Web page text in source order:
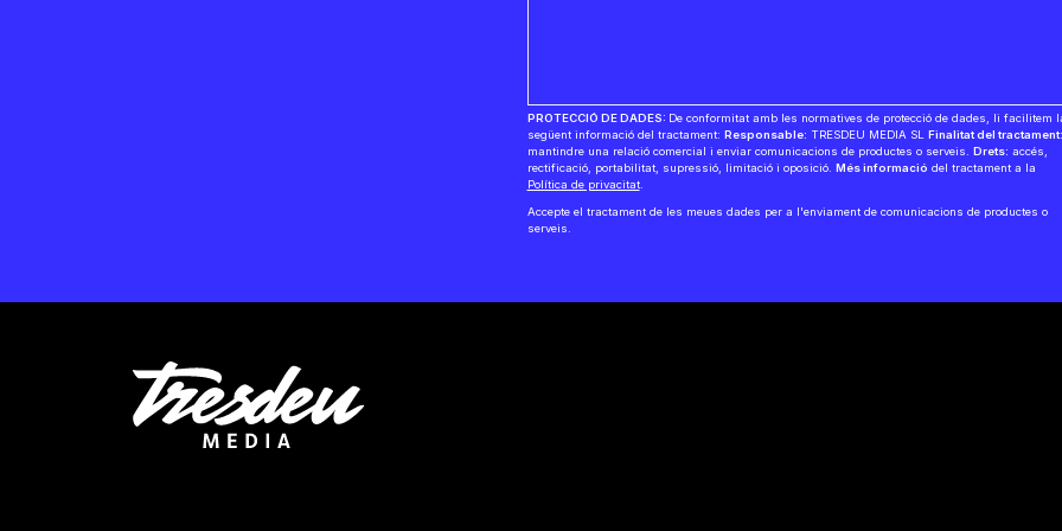
PROTECCIÓ DE DADES: De conformitat amb les normatives de protecció de dades, li facilitem
següent informació del tractament: Responsable: TRESDEU MEDIA SL Finalitat del tractament:
mantindre una relació comercial i enviar comunicacions de productes o serveis. Drets: accés,
rectificació, portabilitat, supressió, limitació i oposició. Més informació del tractament a la
Política de privacitat.
Accepte el tractament de les meues dades per a l'enviament de comunicacions de productes o
serveis.